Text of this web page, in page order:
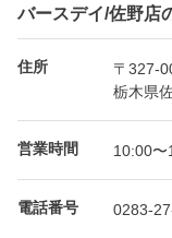
バースデイ/佐野店
住所
〒327-
栃木県
営業時間 10:00〜
電話番号 0283-